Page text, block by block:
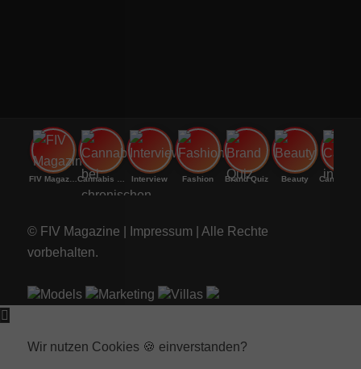
FIV Magazine Interview Fashion Brand Quiz Beauty
© FIV Magazine | Impressum | Alle Rechte
vorbehalten.
Models Marketing Villas
Wir nutzen Cookies 🍪 einverstanden?